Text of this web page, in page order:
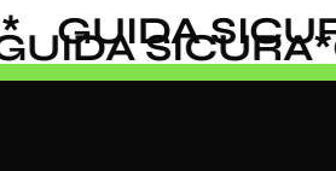
GUIDA SICURA
GUIDA